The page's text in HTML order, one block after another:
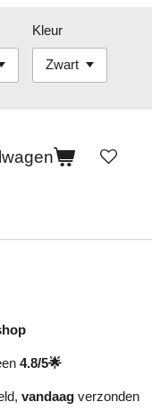
Kleur
4.8/5🌟
vandaag verzonden